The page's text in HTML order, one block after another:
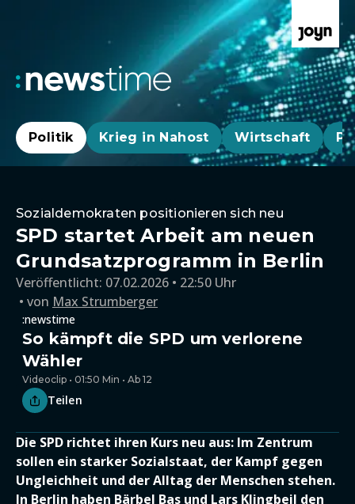
Politik Krieg in Nahost Wirtschaft
Sozialdemokraten positionieren sich neu
SPD startet Arbeit am neuen
Grundsatzprogramm in Berlin
Veröffentlicht: 07.02.2026 • 22:50 Uhr
von Max Strumberger
:newstime
So kämpft die SPD um verlorene
Wähler
Videoclip • 01:50 Min • Ab 12
Teilen
Die SPD richtet ihren Kurs neu aus: Im Zentrum
sollen ein starker Sozialstaat, der Kampf gegen
Ungleichheit und der Alltag der Menschen stehen.
In Berlin haben Bärbel Bas und Lars Klingbeil den